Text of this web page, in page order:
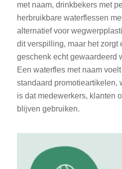
met naam, drinkbekers met
herbruikbare waterflessen
alternatief voor
dit verspilling, maar het zorgt
geschenk echt gewaardeerd
Een waterfles met naam
standaard promotieartikelen,
is dat medewerkers, klanten
blijven gebruiken.